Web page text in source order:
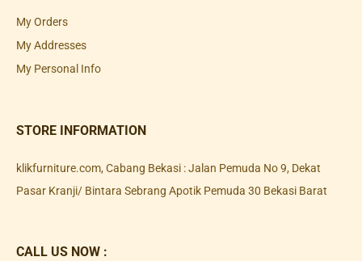
My Orders
My Addresses
My Personal Info
STORE INFORMATION
klikfurniture.com, Cabang Bekasi : Jalan Pemuda No 9, Dekat
Pasar Kranji/ Bintara Sebrang Apotik Pemuda 30 Bekasi Barat
CALL US NOW :